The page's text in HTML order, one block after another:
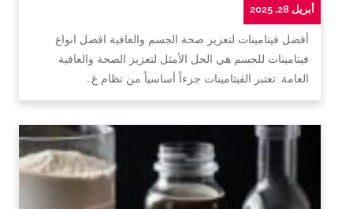
أبريل 28, 2025
أفضل فيتامينات لتعزيز صحة الجسم والعافية افضل انواع
فيتامينات للجسم هي الحل الأمثل لتعزيز الصحة والعافية
العامة. تعتبر الفيتامينات جزءاً أساسياً من نظام غ…